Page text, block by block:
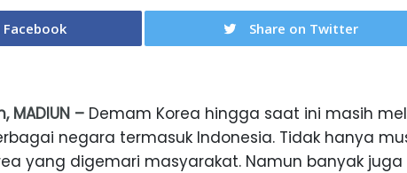
Facebook Share on Twitter
MADIUN – Demam Korea hingga saat ini masih
negara termasuk Indonesia. Tidak hanya
yang digemari masyarakat. Namun banyak juga